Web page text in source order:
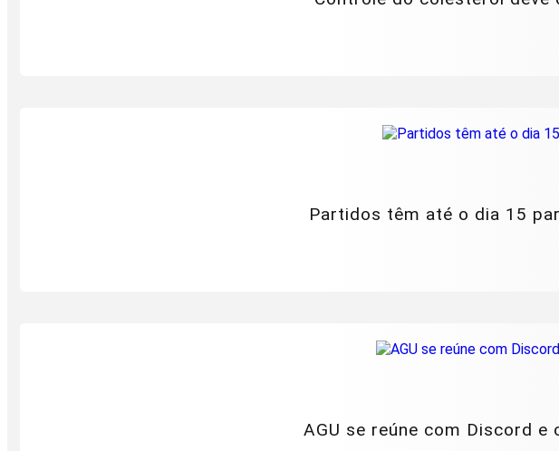
Partidos têm até o dia 15
AGU se reúne com Discord